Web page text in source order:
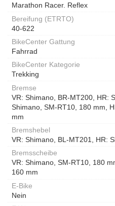
Marathon Racer. Reflex
Bereifung (ETRTO)
40-622
BikeCenter Gattung
Fahrrad
BikeCenter Kategorie
Trekking
Bremse
VR: Shimano, BR-MT200, HR:
Shimano, SM-RT10, 180 mm,
mm
Bremshebel
VR: Shimano, BL-MT201, HR:
Bremsscheibe
VR: Shimano, SM-RT10, 180
160 mm
E-Bike
Nein